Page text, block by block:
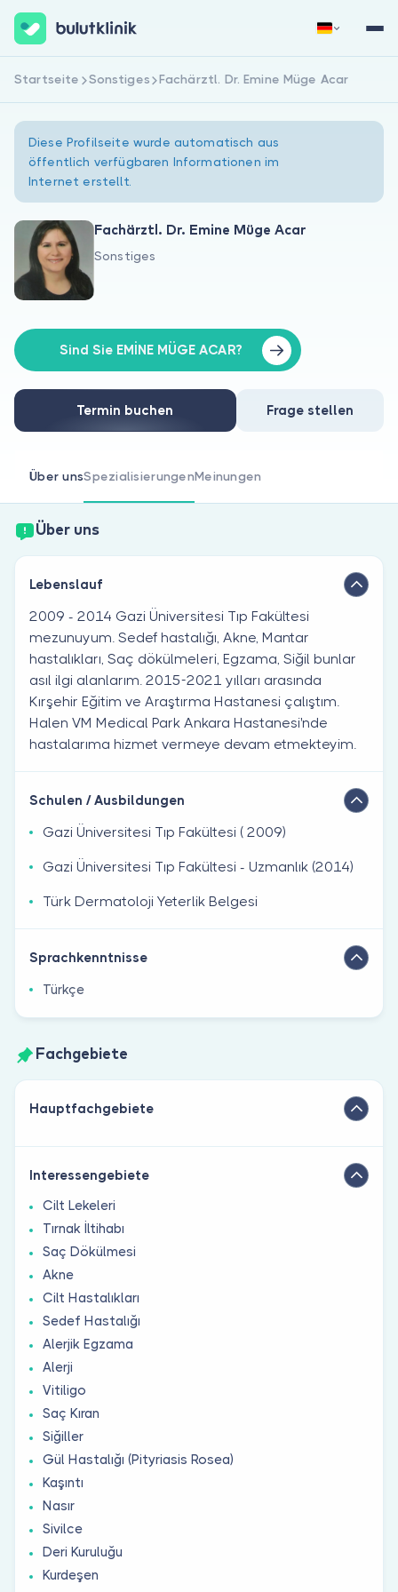
Über uns
Für Patienten
Für Ärzte
Jetzt registrieren Anmelden
Startseite Sonstiges Fachärztl. Dr. Emine Müge Acar
Diese Profilseite wurde automatisch aus
öffentlich verfügbaren Informationen im
Internet erstellt.
Fachärztl. Dr. Emine Müge Acar
Sonstiges
Sind Sie EMİNE MÜGE ACAR?
Termin buchen Frage stellen
Über unsSpezialisierungenMeinungen
Über uns
Lebenslauf
2009 - 2014 Gazi Üniversitesi Tıp Fakültesi
mezunuyum. Sedef hastalığı, Akne, Mantar
hastalıkları, Saç dökülmeleri, Egzama, Siğil bunlar
asıl ilgi alanlarım. 2015-2021 yılları arasında
Kırşehir Eğitim ve Araştırma Hastanesi çalıştım.
Halen VM Medical Park Ankara Hastanesi'nde
hastalarıma hizmet vermeye devam etmekteyim.
Schulen / Ausbildungen
Gazi Üniversitesi Tıp Fakültesi ( 2009)
Gazi Üniversitesi Tıp Fakültesi - Uzmanlık (2014)
Türk Dermatoloji Yeterlik Belgesi
Sprachkenntnisse
Türkçe
Fachgebiete
Hauptfachgebiete
Interessengebiete
Cilt Lekeleri
Tırnak İltihabı
Saç Dökülmesi
Akne
Cilt Hastalıkları
Sedef Hastalığı
Alerjik Egzama
Alerji
Vitiligo
Saç Kıran
Siğiller
Gül Hastalığı (Pityriasis Rosea)
Kaşıntı
Nasır
Sivilce
Deri Kuruluğu
Kurdeşen